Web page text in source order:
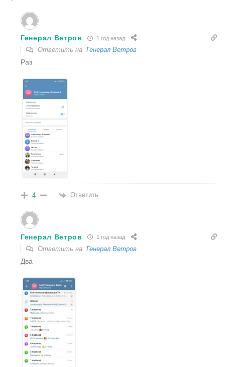
Генерал Ветров 1 год назад
Ответить на Генерал Ветров
Раз
4 Ответить
Генерал Ветров 1 год назад
Ответить на Генерал Ветров
Два